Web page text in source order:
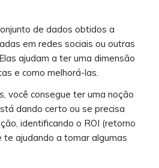
de dados obtidos a
em redes sociais ou outras
ajudam a ter uma dimensão
e como melhorá-las.
você consegue ter uma noção
dando certo ou se precisa
identificando o ROI (retorno
ajudando a tomar algumas